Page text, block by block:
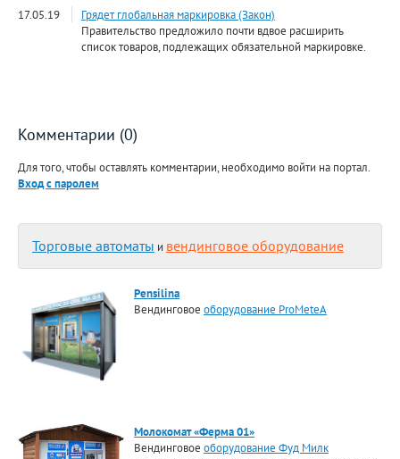
17.05.19
Грядет глобальная маркировка (Закон)
Правительство предложило почти вдвое расширить
список товаров, подлежащих обязательной маркировке.
Комментарии (0)
Для того, чтобы оставлять комментарии, необходимо войти на портал.
Вход с паролем
Торговые автоматы и вендинговое оборудование
Pensilina
Вендинговое оборудование ProMeteA
Молокомат «Ферма 01»
Вендинговое оборудование Фуд Милк